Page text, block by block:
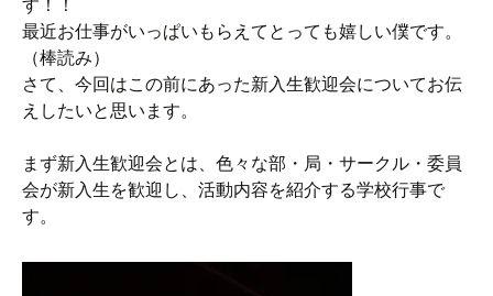
プ
す！！
最近お仕事がいっぱいもらえてとっても嬉しい僕です。
（棒読み）
さて、今回はこの前にあった新入生歓迎会についてお伝
えしたいと思います。
まず新入生歓迎会とは、色々な部・局・サークル・委員
会が新入生を歓迎し、活動内容を紹介する学校行事で
す。